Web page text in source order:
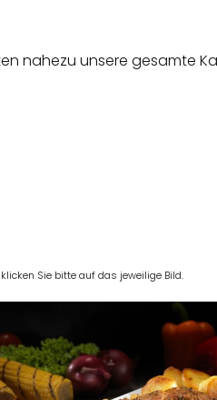
nahezu unsere gesamte
Sie bitte auf das jeweilige Bild.